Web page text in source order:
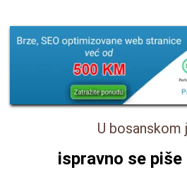
U bosanskom
ispravno se piše